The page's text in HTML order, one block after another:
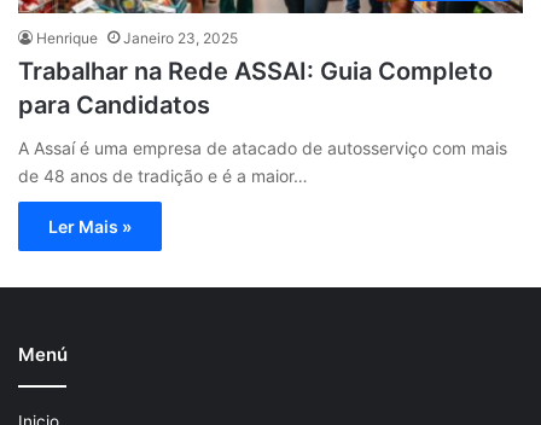
Henrique Janeiro 23, 2025
Trabalhar na Rede ASSAI: Guia Completo
para Candidatos
A Assaí é uma empresa de atacado de autosserviço com mais
de 48 anos de tradição e é a maior…
Ler Mais »
Menú
Inicio